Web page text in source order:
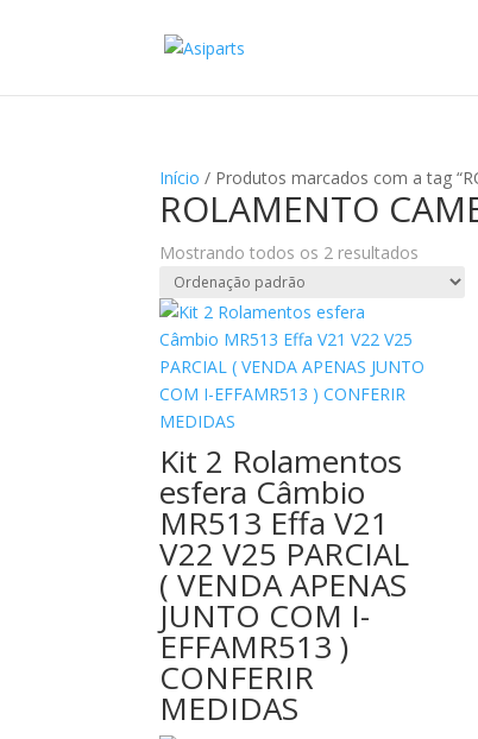
Início / Produtos marcados com a tag
ROLAMENTO
Mostrando todos os 2 resultados
Kit 2 Rolamentos
esfera Câmbio
MR513 Effa V21
V22 V25 PARCIAL
( VENDA APENAS
JUNTO COM I-
EFFAMR513 )
CONFERIR
MEDIDAS